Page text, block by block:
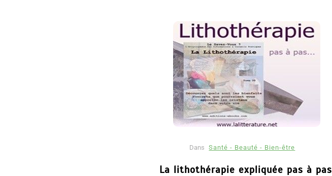
Dans Santé - Beauté - Bien-être
La lithothérapie expliquée pas à pas